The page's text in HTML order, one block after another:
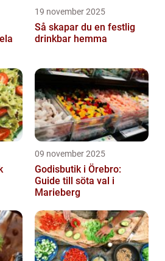
19 november 2025
Så skapar du en festlig
drinkbar hemma
09 november 2025
Godisbutik i Örebro:
Guide till söta val i
Marieberg